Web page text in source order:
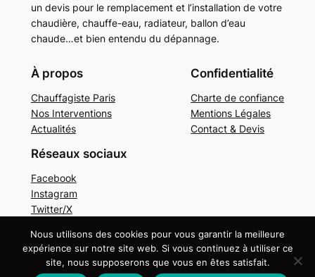
un devis pour le remplacement et l’installation de votre
chaudière, chauffe-eau, radiateur, ballon d’eau
chaude…et bien entendu du dépannage.
À propos
Chauffagiste Paris
Nos Interventions
Actualités
Confidentialité
Charte de confiance
Mentions Légales
Contact & Devis
Réseaux sociaux
Facebook
Instagram
Twitter/X
Copyright © 2024. Tous droits réservés.Mentions
légales
Nous utilisons des cookies pour vous garantir la meilleure
expérience sur notre site web. Si vous continuez à utiliser ce
site, nous supposerons que vous en êtes satisfait.